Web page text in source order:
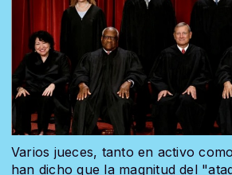
Varios jueces, tanto en activo
han dicho que la magnitud del